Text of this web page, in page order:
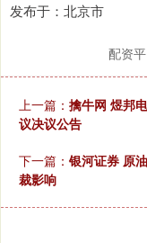
发布于：北京市
配资
上一篇： 擒牛网 煜邦
议决议公告
下一篇： 银河证券 原
裁影响